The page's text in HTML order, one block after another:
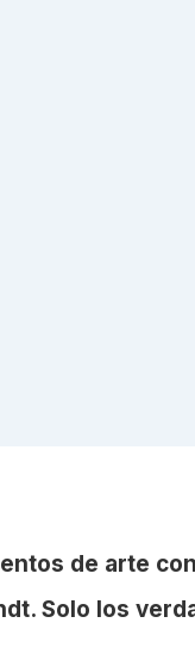
de arte
Solo los